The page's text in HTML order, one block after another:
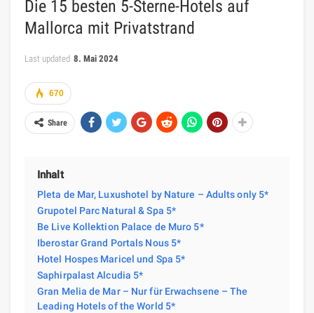
Die 15 besten 5-Sterne-Hotels auf
Mallorca mit Privatstrand
Last updated 8. Mai 2024
670
Share
Inhalt
Pleta de Mar, Luxushotel by Nature – Adults only 5*
Grupotel Parc Natural & Spa 5*
Be Live Kollektion Palace de Muro 5*
Iberostar Grand Portals Nous 5*
Hotel Hospes Maricel und Spa 5*
Saphirpalast Alcudia 5*
Gran Melia de Mar – Nur für Erwachsene – The
Leading Hotels of the World 5*